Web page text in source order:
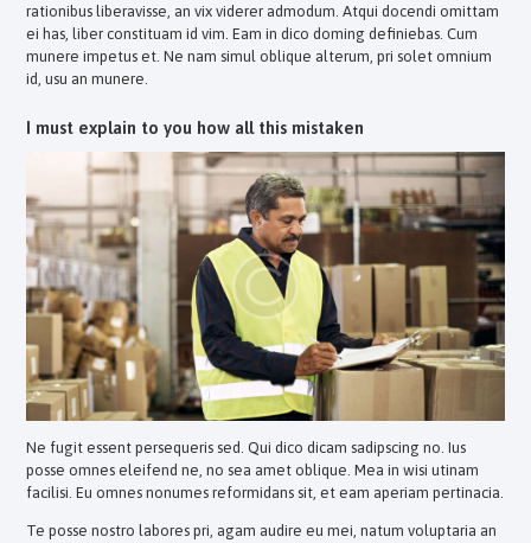
rationibus liberavisse, an vix viderer admodum. Atqui docendi omittam
ei has, liber constituam id vim. Eam in dico doming definiebas. Cum
munere impetus et. Ne nam simul oblique alterum, pri solet omnium
id, usu an munere.
I must explain to you how all this mistaken
Ne fugit essent persequeris sed. Qui dico dicam sadipscing no. Ius
posse omnes eleifend ne, no sea amet oblique. Mea in wisi utinam
facilisi. Eu omnes nonumes reformidans sit, et eam aperiam pertinacia.
Te posse nostro labores pri, agam audire eu mei, natum voluptaria an